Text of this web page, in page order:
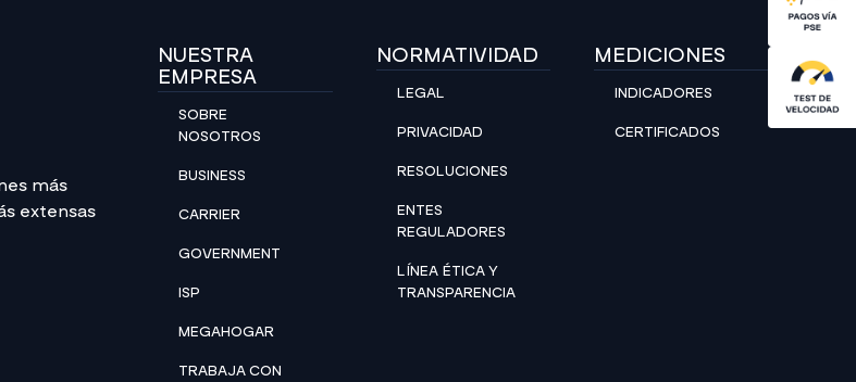
más
extensas
NUESTRA
EMPRESA
SOBRE
NOSOTROS
BUSINESS
CARRIER
GOVERNMENT
ISP
MEGAHOGAR
TRABAJA CON
NORMATIVIDAD
LEGAL
PRIVACIDAD
RESOLUCIONES
ENTES
REGULADORES
LÍNEA ÉTICA Y
TRANSPARENCIA
MEDICIONES
INDICADORES
CERTIFICADOS